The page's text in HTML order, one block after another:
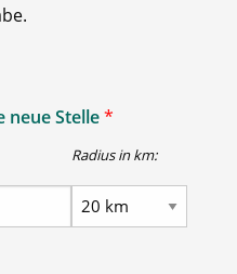
neue Stelle*
Radius in km: